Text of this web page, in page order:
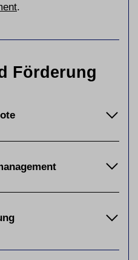
.
Förderung